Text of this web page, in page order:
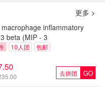
更多 >
inflammatory
beta (MIP - 3
CCL19) ELISA Kit
10人团 包邮
GO
去拼团